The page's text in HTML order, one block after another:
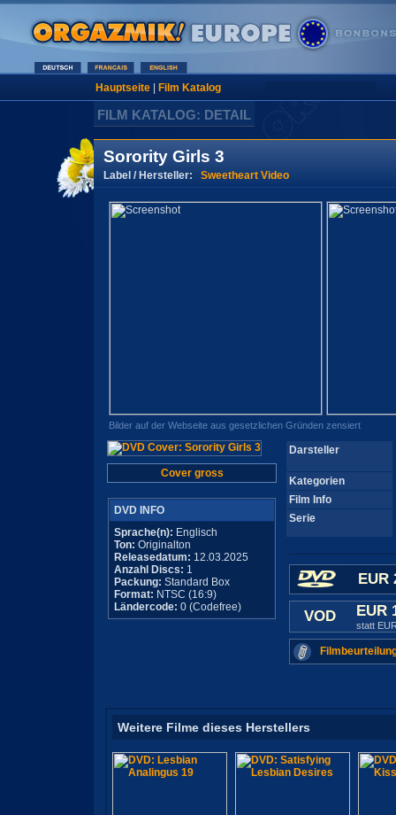
Hauptseite| Film Katalog
FILM KATALOG: DETAIL
Sorority Girls 3
Label / Hersteller: Sweetheart Video
Bilder auf der Webseite aus gesetzlichen Gründen zensiert
Cover gross
DVD INFO
Sprache(n): Englisch
Ton: Originalton
Releasedatum: 12.03.2025
Anzahl Discs: 1
Packung: Standard Box
Format: NTSC (16:9)
Ländercode: 0 (Codefree)
Darsteller
Kategorien
Film Info
Serie
EUR
VOD EUR
statt
Weitere Filme dieses Herstellers